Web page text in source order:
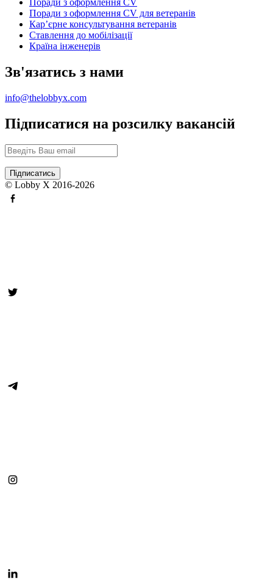
Поради з оформлення CV
Поради з оформлення CV для ветеранів
Карʼєрне консультування ветеранів
Ставлення до мобілізації
Країна інженерів
Зв'язатись з нами
info@thelobbyx.com
Підписатися на розсилку вакансій
© Lobby X 2016-2026